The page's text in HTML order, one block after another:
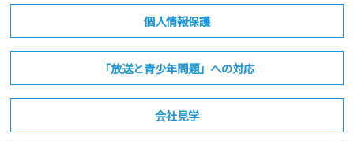
個人情報保護
「放送と青少年問題」への対応
会社見学